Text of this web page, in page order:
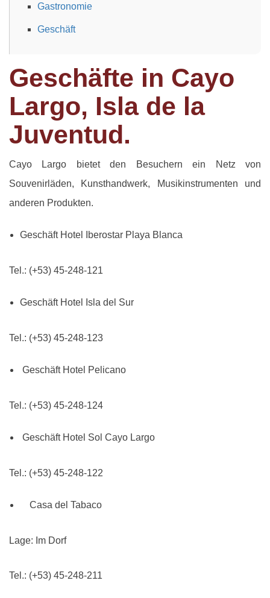
Gastronomie
Geschäft
Geschäfte in Cayo
Largo, Isla de la
Juventud.
Cayo Largo bietet den Besuchern ein Netz von
Souvenirläden, Kunsthandwerk, Musikinstrumenten und
anderen Produkten.
Geschäft Hotel Iberostar Playa Blanca
Tel.: (+53) 45-248-121
Geschäft Hotel Isla del Sur
Tel.: (+53) 45-248-123
Geschäft Hotel Pelicano
Tel.: (+53) 45-248-124
Geschäft Hotel Sol Cayo Largo
Tel.: (+53) 45-248-122
Casa del Tabaco
Lage: Im Dorf
Tel.: (+53) 45-248-211